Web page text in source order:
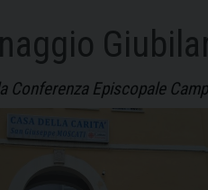
Conferenza Episcopale